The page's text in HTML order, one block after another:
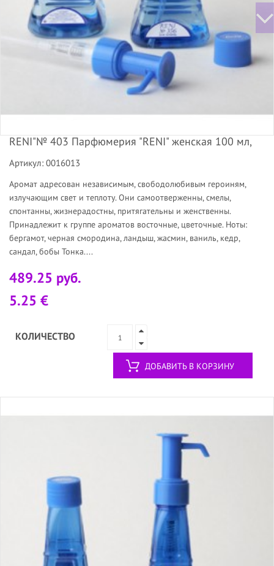
RENI"№ 403 Парфюмерия "RENI" женская 100 мл,
Артикул: 0016013
Аромат адресован независимым, свободолюбивым героиням,
излучающим свет и теплоту. Они самоотверженны, смелы,
спонтанны, жизнерадостны, притягательны и женственны.
Принадлежит к группе ароматов восточные, цветочные. Ноты:
бергамот, черная смородина, ландыш, жасмин, ваниль, кедр,
сандал, бобы Тонка....
489.25 руб.
5.25 €
КОЛИЧЕСТВО
ДОБАВИТЬ В КОРЗИНУ